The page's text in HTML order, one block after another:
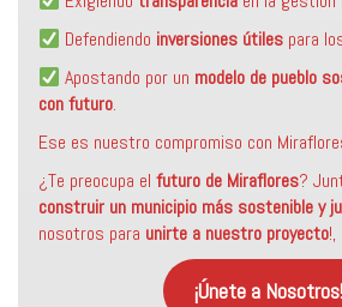
Defendiendo inversiones útiles para
Apostando por un modelo de pueblo
con futuro.
Ese es nuestro compromiso con
¿Te preocupa el futuro de Miraflores?
construir un municipio más sostenibley
nosotros para unirte a nuestro proyecto!,
¡Únete a Nosotros!